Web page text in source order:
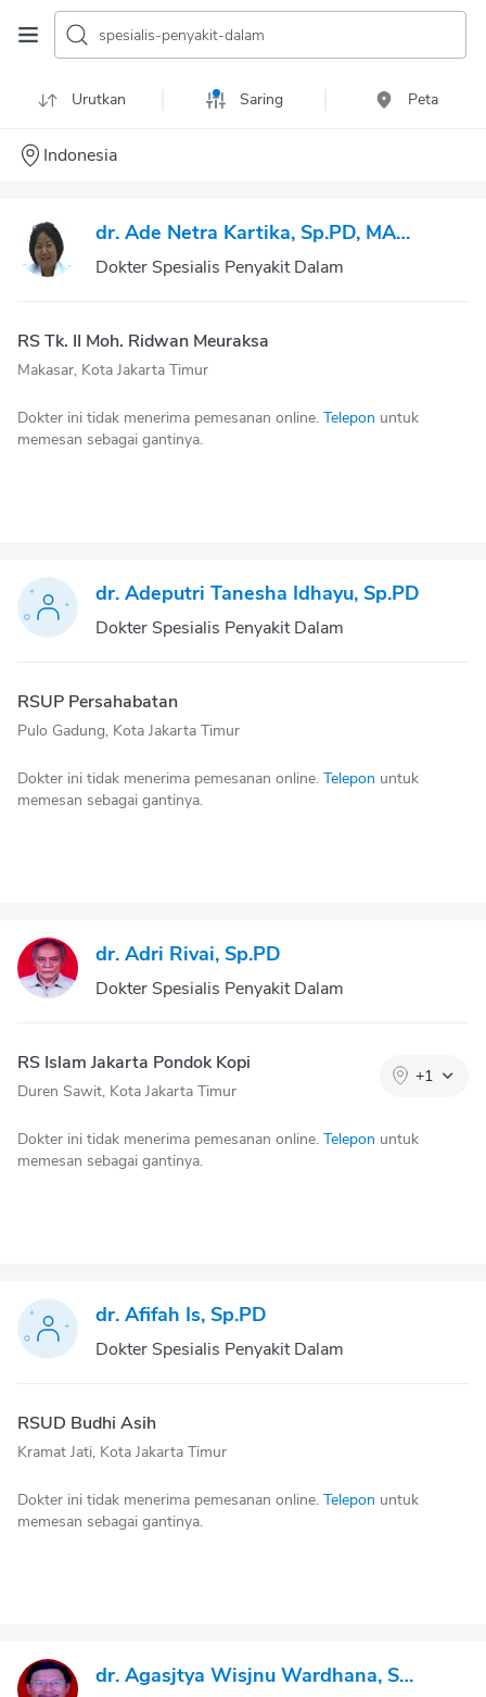
spesialis-penyakit-dalam
Urutkan Saring Peta
Indonesia
dr. Ade Netra Kartika, Sp.PD, MARS, FINASIM
Dokter Spesialis Penyakit Dalam
RS Tk. II Moh. Ridwan Meuraksa
Makasar, Kota Jakarta Timur
Dokter ini tidak menerima pemesanan online. Telepon untuk
memesan sebagai gantinya.
dr. Adeputri Tanesha Idhayu, Sp.PD
Dokter Spesialis Penyakit Dalam
RSUP Persahabatan
Pulo Gadung, Kota Jakarta Timur
Dokter ini tidak menerima pemesanan online. Telepon untuk
memesan sebagai gantinya.
dr. Adri Rivai, Sp.PD
Dokter Spesialis Penyakit Dalam
RS Islam Jakarta Pondok Kopi
Duren Sawit, Kota Jakarta Timur
+1
Dokter ini tidak menerima pemesanan online. Telepon untuk
memesan sebagai gantinya.
dr. Afifah Is, Sp.PD
Dokter Spesialis Penyakit Dalam
RSUD Budhi Asih
Kramat Jati, Kota Jakarta Timur
Dokter ini tidak menerima pemesanan online. Telepon untuk
memesan sebagai gantinya.
dr. Agasjtya Wisjnu Wardhana, Sp.PD